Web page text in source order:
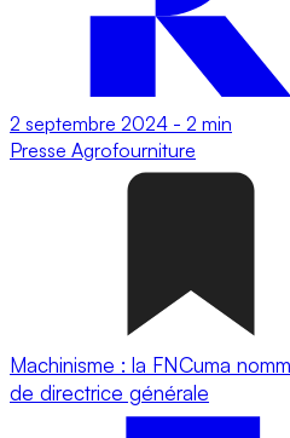
2 septembre 2024 - 2 min
Presse Agrofourniture
Machinisme : la FNCuma
de directrice générale